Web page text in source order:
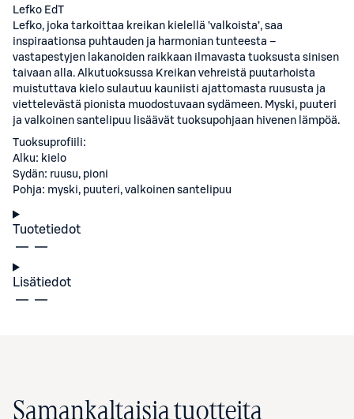
Lefko EdT
Lefko, joka tarkoittaa kreikan kielellä ’valkoista’, saa
inspiraationsa puhtauden ja harmonian tunteesta –
vastapestyjen lakanoiden raikkaan ilmavasta tuoksusta sinisen
taivaan alla. Alkutuoksussa Kreikan vehreistä puutarhoista
muistuttava kielo sulautuu kauniisti ajattomasta ruususta ja
viettelevästä pionista muodostuvaan sydämeen. Myski, puuteri
ja valkoinen santelipuu lisäävät tuoksupohjaan hivenen lämpöä.
Tuoksuprofiili:
Alku: kielo
Sydän: ruusu, pioni
Pohja: myski, puuteri, valkoinen santelipuu
Tuotetiedot
Lisätiedot
Samankaltaisia tuotteita